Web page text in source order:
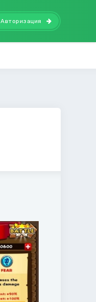
Авторизация